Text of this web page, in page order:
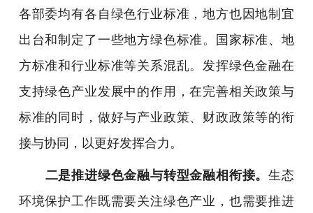
各部委均有各自绿色行业标准，地方也因地制宜
出台和制定了一些地方绿色标准。国家标准、地
方标准和行业标准等关系混乱。发挥绿色金融在
支持绿色产业发展中的作用，在完善相关政策与
标准的同时，做好与产业政策、财政政策等的衔
接与协同，以更好发挥合力。
二是推进绿色金融与转型金融相衔接。生态
环境保护工作既需要关注绿色产业，也需要推进